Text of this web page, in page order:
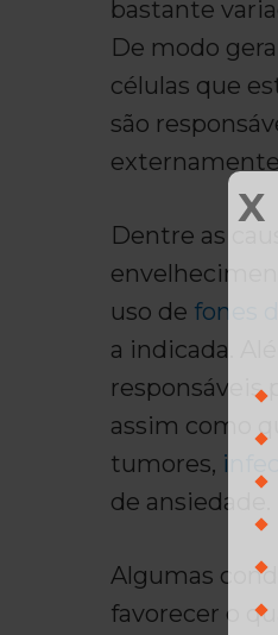
X
bastante
De modo
células que
são
Dentre as
uso de fones
a indicada.
responsáveis
assim como
tumores,
de ansiedade.
Algumas
favorecer o